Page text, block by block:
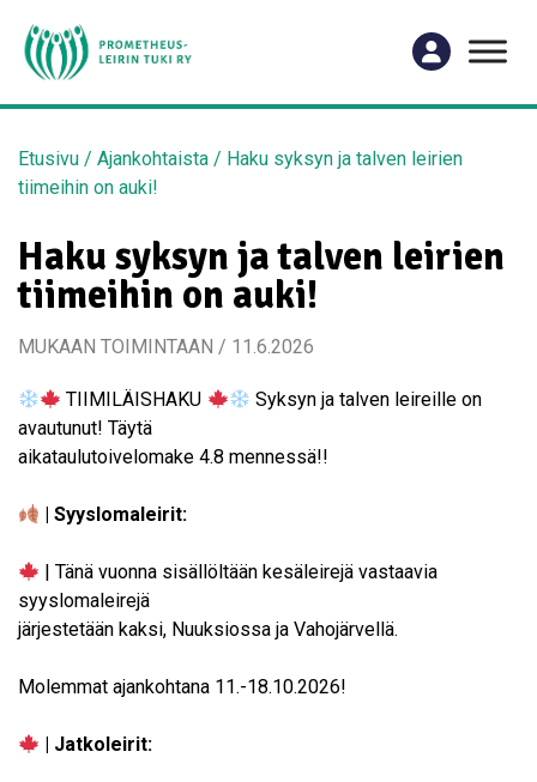
Etusivu / Ajankohtaista / Haku syksyn ja talven leirien
tiimeihin on auki!
Haku syksyn ja talven leirien
tiimeihin on auki!
MUKAAN TOIMINTAAN / 11.6.2026
TIIMILÄISHAKU
Syksyn ja talven leireille on
avautunut! Täytä
aikataulutoivelomake 4.8 mennessä!!
| Syyslomaleirit:
| Tänä vuonna sisällöltään kesäleirejä vastaavia
syyslomaleirejä
järjestetään kaksi, Nuuksiossa ja Vahojärvellä.
Molemmat ajankohtana 11.-18.10.2026!
| Jatkoleirit: